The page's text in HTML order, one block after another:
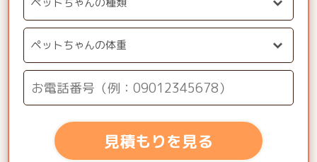
見積もりを見る